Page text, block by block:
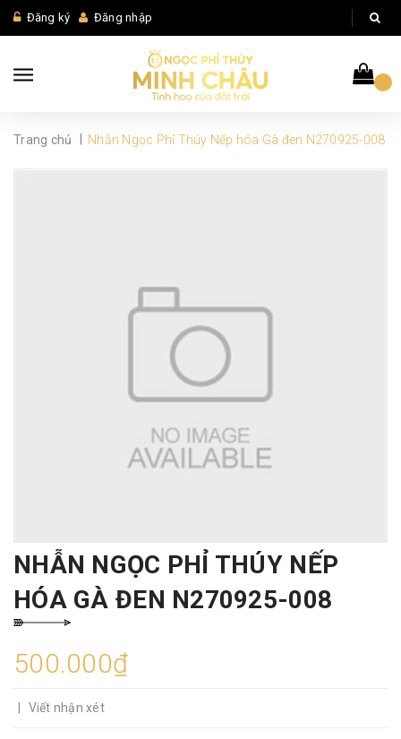
Đăng ký Đăng nhập
Trang chủ Nhẫn Ngọc Phỉ Thúy Nếp hóa Gà đen N270925-008
NHẪN NGỌC PHỈ THÚY NẾP
HÓA GÀ ĐEN N270925-008
500.000₫
Viết nhận xét